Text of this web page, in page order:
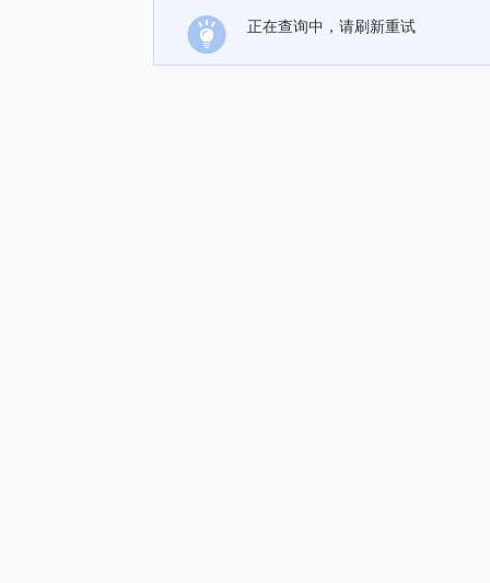
正在查询中，请刷新重试